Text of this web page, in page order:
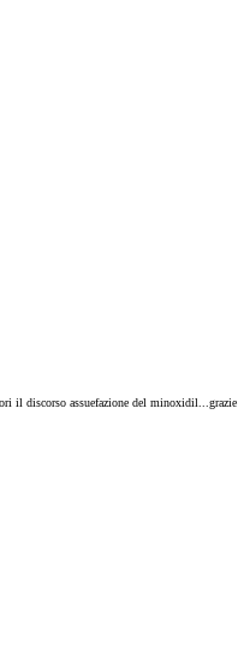
il discorso assuefazione del minoxidil...grazie